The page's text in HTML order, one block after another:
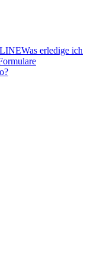
Was erledige ich